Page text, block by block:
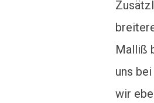
Malliß
uns
wir